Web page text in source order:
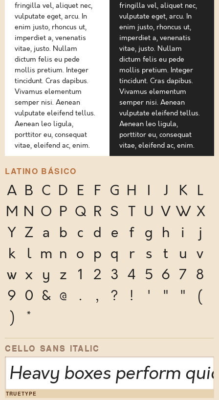
fringilla vel, aliquet nec,
vulputate eget, arcu. In
enim justo, rhoncus ut,
imperdiet a, venenatis
vitae, justo. Nullam
dictum felis eu pede
mollis pretium. Integer
tincidunt. Cras dapibus.
Vivamus elementum
semper nisi. Aenean
vulputate eleifend tellus.
Aenean leo ligula,
porttitor eu, consequat
vitae, eleifend ac, enim.
fringilla vel, aliquet nec,
vulputate eget, arcu. In
enim justo, rhoncus ut,
imperdiet a, venenatis
vitae, justo. Nullam
dictum felis eu pede
mollis pretium. Integer
tincidunt. Cras dapibus.
Vivamus elementum
semper nisi. Aenean
vulputate eleifend tellus.
Aenean leo ligula,
porttitor eu, consequat
vitae, eleifend ac, enim.
LATINO BÁSICO
A B C D E F G H I J K
L
M N O P Q R S T U V W X
Y Z a b c d e f g h i
j
k
l m n o p q r s t u
v
w x y z 1 2 3 4 5 6 7
8
9 0 & @ . , ? ! ' " "
(
)
*
CELLO SANS ITALIC
Heavy boxes perform
TRUETYPE